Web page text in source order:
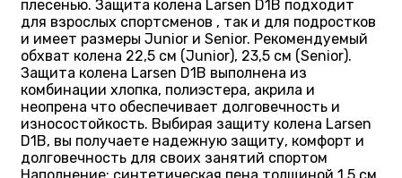
плесенью. Защита колена Larsen D1B подходит
для взрослых спортсменов , так и для подростков
и имеет размеры Junior и Senior. Рекомендуемый
обхват колена 22,5 см (Junior), 23,5 см (Senior).
Защита колена Larsen D1B выполнена из
комбинации хлопка, полиэстера, акрила и
неопрена что обеспечивает долговечность и
износостойкость. Выбирая защиту колена Larsen
D1B, вы получаете надежную защиту, комфорт и
долговечность для своих занятий спортом